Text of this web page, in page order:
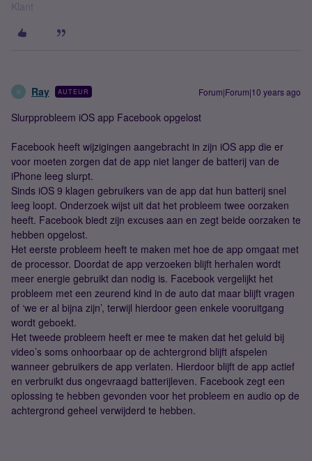
Klant
R Ray AUTEUR Forum|Forum|10 years ago
Slurpprobleem iOS app Facebook opgelost
Facebook heeft wijzigingen aangebracht in zijn iOS app die er
voor moeten zorgen dat de app niet langer de batterij van de
iPhone leeg slurpt.
Sinds iOS 9 klagen gebruikers van de app dat hun batterij snel
leeg loopt. Onderzoek wijst uit dat het probleem twee oorzaken
heeft. Facebook biedt zijn excuses aan en zegt beide oorzaken te
hebben opgelost.
Het eerste probleem heeft te maken met hoe de app omgaat met
de processor. Doordat de app verzoeken blijft herhalen wordt
meer energie gebruikt dan nodig is. Facebook vergelijkt het
probleem met een zeurend kind in de auto dat maar blijft vragen
of ‘we er al bijna zijn’, terwijl hierdoor geen enkele vooruitgang
wordt geboekt.
Het tweede probleem heeft er mee te maken dat het geluid bij
video’s soms onhoorbaar op de achtergrond blijft afspelen
wanneer gebruikers de app verlaten. Hierdoor blijft de app actief
en verbruikt dus ongevraagd batterijleven. Facebook zegt een
oplossing te hebben gevonden voor het probleem en audio op de
achtergrond geheel verwijderd te hebben.